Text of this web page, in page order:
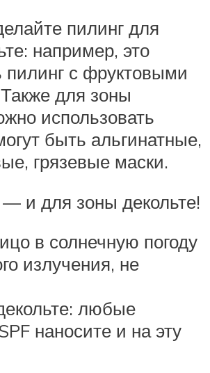
пилинг для
например, это
с фруктовыми
для зоны
использовать
быть альгинатные,
грязевые маски.
и для зоны декольте!
в солнечную погоду
излучения, не
любые
наносите и на эту